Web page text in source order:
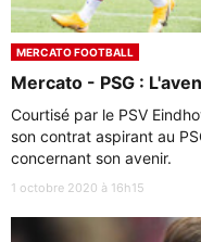
MERCATO FOOTBALL
Mercato - PSG :
Courtisé par le PSV
son contrat aspirant au
concernant son avenir.
1 octobre 2020 à 16h15